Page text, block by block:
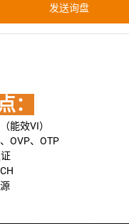
发送询盘
：
能效VI）
OVP、OTP